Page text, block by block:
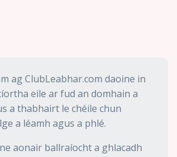
ag ClubLeabhar.com daoine in
eile ar fud an domhain a
a thabhairt le chéile chun
a léamh agus a phlé.
aonair ballraíocht a ghlacadh